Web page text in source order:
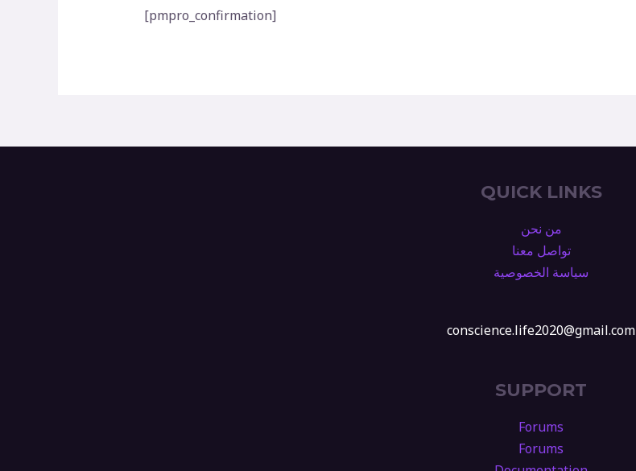
[pmpro_confirmation]
QUICK LINKS
من نحن
تواصل معنا
سياسة الخصوصية
conscience.life2020@gmail.com
SUPPORT
Forums
Forums